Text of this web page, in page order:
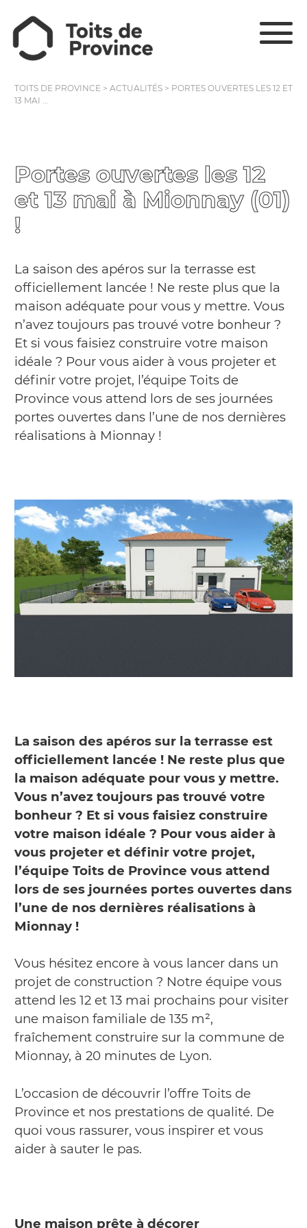
TOITS DE PROVINCE > ACTUALITÉS > PORTES OUVERTES LES 12 ET
13 MAI ...
Portes ouvertes les 12
et 13 mai à Mionnay (01)
!
La saison des apéros sur la terrasse est
officiellement lancée ! Ne reste plus que la
maison adéquate pour vous y mettre. Vous
n’avez toujours pas trouvé votre bonheur ?
Et si vous faisiez construire votre maison
idéale ? Pour vous aider à vous projeter et
définir votre projet, l’équipe Toits de
Province vous attend lors de ses journées
portes ouvertes dans l’une de nos dernières
réalisations à Mionnay !
La saison des apéros sur la terrasse est
officiellement lancée ! Ne reste plus que
la maison adéquate pour vous y mettre.
Vous n’avez toujours pas trouvé votre
bonheur ? Et si vous faisiez construire
votre maison idéale ? Pour vous aider à
vous projeter et définir votre projet,
l’équipe Toits de Province vous attend
lors de ses journées portes ouvertes dans
l’une de nos dernières réalisations à
Mionnay !
Vous hésitez encore à vous lancer dans un
projet de construction ? Notre équipe vous
attend les 12 et 13 mai prochains pour visiter
une maison familiale de 135 m²,
fraîchement construire sur la commune de
Mionnay, à 20 minutes de Lyon.
L’occasion de découvrir l’offre Toits de
Province et nos prestations de qualité. De
quoi vous rassurer, vous inspirer et vous
aider à sauter le pas.
Une maison prête à décorer